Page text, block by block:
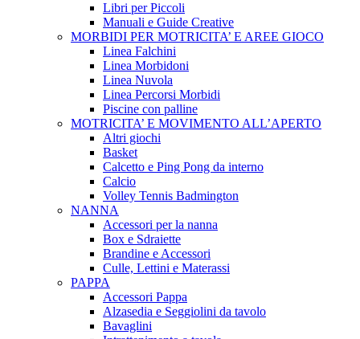
Libri per Piccoli
Manuali e Guide Creative
MORBIDI PER MOTRICITA’ E AREE GIOCO
Linea Falchini
Linea Morbidoni
Linea Nuvola
Linea Percorsi Morbidi
Piscine con palline
MOTRICITA’ E MOVIMENTO ALL’APERTO
Altri giochi
Basket
Calcetto e Ping Pong da interno
Calcio
Volley Tennis Badmington
NANNA
Accessori per la nanna
Box e Sdraiette
Brandine e Accessori
Culle, Lettini e Materassi
PAPPA
Accessori Pappa
Alzasedia e Seggiolini da tavolo
Bavaglini